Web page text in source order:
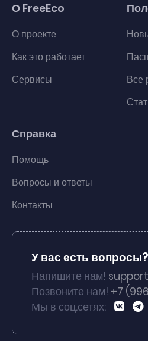
О FreeEco
О проекте
Как это работает
Сервисы
Все
Справка
Помощь
Вопросы и ответы
Контакты
У вас есть вопросы?
Напишите нам!
Позвоните нам! +7
Мы в соц.сетях: